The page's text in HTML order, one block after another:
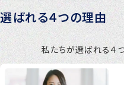
トピックス
P-maneコラム
ニュース
選ばれる４つの理由
私たちが選ばれる４